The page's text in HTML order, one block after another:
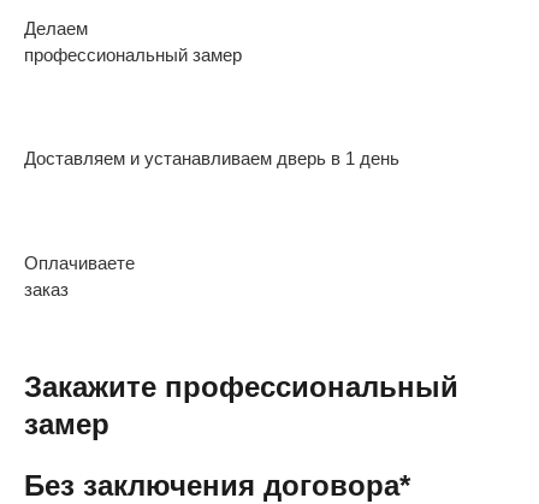
Делаем
профессиональный замер
Доставляем и устанавливаем дверь в 1 день
Оплачиваете
заказ
Закажите профессиональный
замер
Без заключения договора*